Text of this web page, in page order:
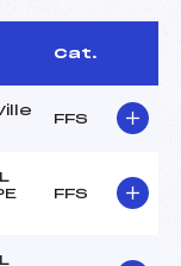
Cat.
FFS
FFS